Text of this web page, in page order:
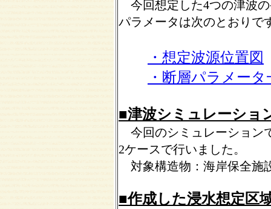
今回想定した4つの津波
パラメータは次のとおりで
・想定波源位置図
・断層パラメータ
■津波シミュレーショ
今回のシミュレーション
2ケースで行いました。
対象構造物： 海岸保全施
■作成した浸水想定区